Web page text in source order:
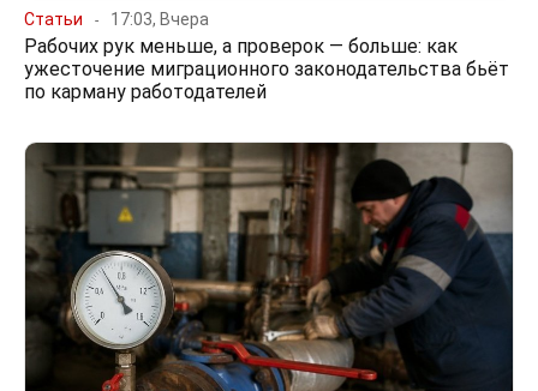
Статьи 17:03, Вчера
Рабочих рук меньше, а проверок — больше: как
ужесточение миграционного законодательства бьёт
по карману работодателей